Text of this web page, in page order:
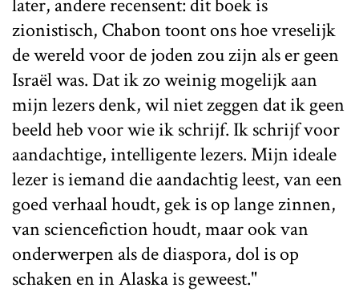
zionistisch, Chabon toont ons hoe vreselijk
de wereld voor de joden zou zijn als er geen
Israël was. Dat ik zo weinig mogelijk aan
mijn lezers denk, wil niet zeggen dat ik geen
beeld heb voor wie ik schrijf. Ik schrijf voor
aandachtige, intelligente lezers. Mijn ideale
lezer is iemand die aandachtig leest, van een
goed verhaal houdt, gek is op lange zinnen,
van sciencefiction houdt, maar ook van
onderwerpen als de diaspora, dol is op
schaken en in Alaska is geweest."